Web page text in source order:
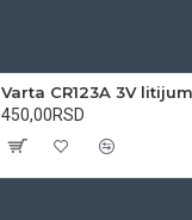
450,00RSD